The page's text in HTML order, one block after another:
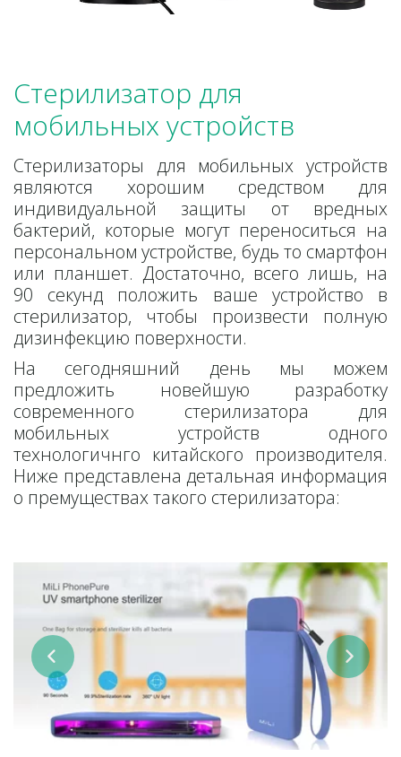
Стерилизатор для
мобильных устройств
Стерилизаторы для мобильных устройств
являются хорошим средством для
индивидуальной защиты от вредных
бактерий, которые могут переноситься на
персональном устройстве, будь то смартфон
или планшет. Достаточно, всего лишь, на
90 секунд положить ваше устройство в
стерилизатор, чтобы произвести полную
дизинфекцию поверхности.
На сегодняшний день мы можем
предложить новейшую разработку
современного стерилизатора для
мобильных устройств одного
технологичнго китайского производителя.
Ниже представлена детальная информация
о премуществах такого стерилизатора: